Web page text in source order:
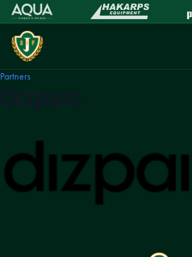
Partners